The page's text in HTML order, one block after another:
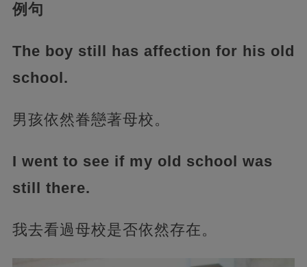
例句
The boy still has affection for his old
school.
男孩依然眷戀著母校。
I went to see if my old school was
still there.
我去看過母校是否依然存在。